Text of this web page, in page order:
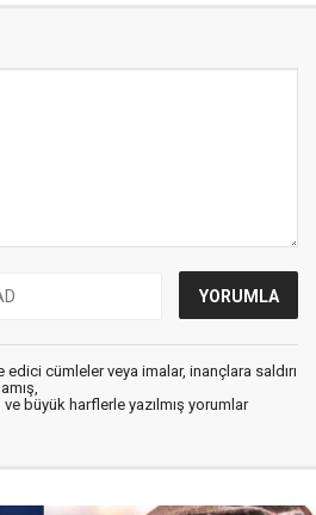
cümleler veya imalar, inançlara saldırı
büyük harflerle yazılmış yorumlar